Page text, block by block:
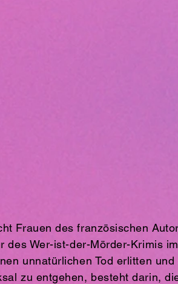
Frauen des französischen
des Wer-ist-der-Mörder-Krimis
unnatürlichen Tod erlitten
zu entgehen, besteht darin,